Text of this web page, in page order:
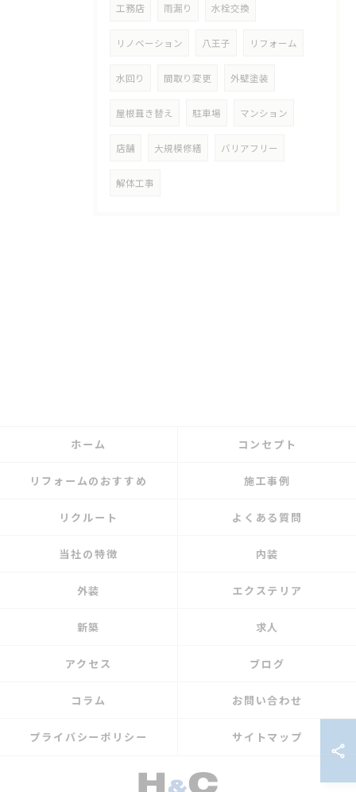
工務店 雨漏り 水栓交換
リノベーション 八王子 リフォーム
水回り 間取り変更 外壁塗装
屋根葺き替え 駐車場 マンション
店舗 大規模修繕 バリアフリー
解体工事
ホーム コンセプト
リフォームのおすすめ 施工事例
リクルート よくある質問
当社の特徴 内装
外装 エクステリア
新築 求人
アクセス ブログ
コラム お問い合わせ
プライバシーポリシー サイトマップ